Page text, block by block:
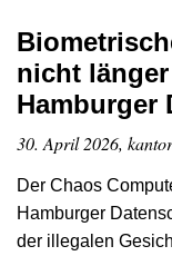
nicht
Hamburger
30. April 2026,
Der Chaos
Hamburger
der illegalen